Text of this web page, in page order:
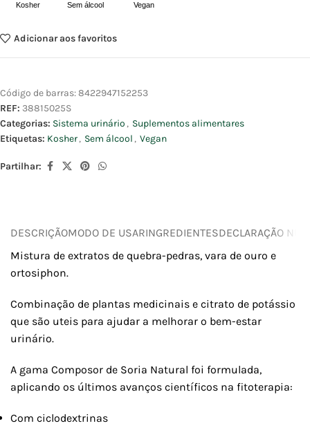
Kosher Sem álcool Vegan
Adicionar aos favoritos
Código de barras:8422947152253
REF: 38815025S
Categorias: Sistema urinário , Suplementos alimentares
Etiquetas: Kosher, Sem álcool , Vegan
Partilhar:
DESCRIÇÃOMODO DE USARINGREDIENTESDECLARAÇÃO
Mistura de extratos de quebra-pedras, vara de ouro e
ortosiphon.
Combinação de plantas medicinais e citrato de potássio
que são uteis para ajudar a melhorar o bem-estar
urinário.
A gama Composor de Soria Natural foi formulada,
aplicando os últimos avanços científicos na fitoterapia:
Com ciclodextrinas